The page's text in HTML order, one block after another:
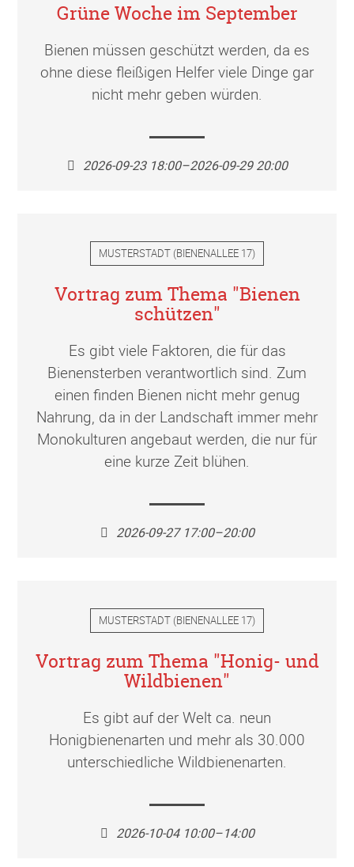
Grüne Woche im September
Bienen müssen geschützt werden, da es
ohne diese fleißigen Helfer viele Dinge gar
nicht mehr geben würden.
2026-09-23 18:00–2026-09-29 20:00
MUSTERSTADT (BIENENALLEE 17)
Vortrag zum Thema "Bienen
schützen"
Es gibt viele Faktoren, die für das
Bienensterben verantwortlich sind. Zum
einen finden Bienen nicht mehr genug
Nahrung, da in der Landschaft immer mehr
Monokulturen angebaut werden, die nur für
eine kurze Zeit blühen.
2026-09-27 17:00–20:00
MUSTERSTADT (BIENENALLEE 17)
Vortrag zum Thema "Honig- und
Wildbienen"
Es gibt auf der Welt ca. neun
Honigbienenarten und mehr als 30.000
unterschiedliche Wildbienenarten.
2026-10-04 10:00–14:00